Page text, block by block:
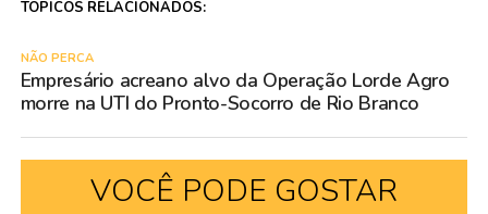
TÓPICOS RELACIONADOS:
NÃO PERCA
Empresário acreano alvo da Operação Lorde Agro
morre na UTI do Pronto-Socorro de Rio Branco
VOCÊ PODE GOSTAR